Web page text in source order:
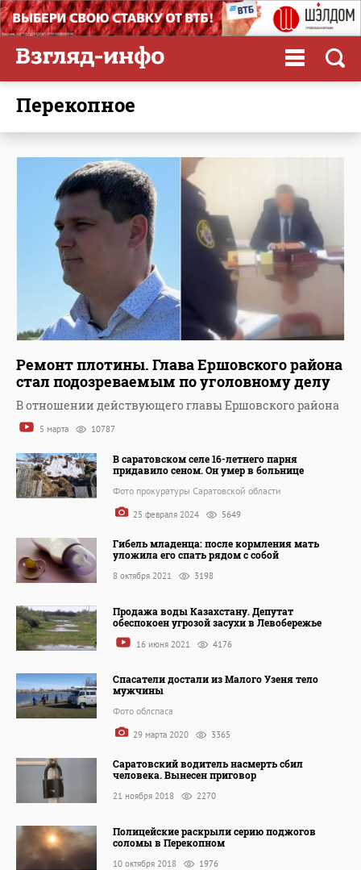
Перекопное
Ремонт плотины. Глава Ершовского района
стал подозреваемым по уголовному делу
В отношении действующего главы Ершовского района
5 марта 10787
В саратовском селе 16-летнего парня
придавило сеном. Он умер в больнице
Фото прокуратуры Саратовской области
25 февраля 2024 5649
Гибель младенца: после кормления мать
уложила его спать рядом с собой
8 октября 2021 3198
Продажа воды Казахстану. Депутат
обеспокоен угрозой засухи в Левобережье
16 июня 2021 4176
Спасатели достали из Малого Узеня тело
мужчины
Фото облспаса
29 марта 2020 3365
Саратовский водитель насмерть сбил
человека. Вынесен приговор
21 ноября 2018 2270
Полицейские раскрыли серию поджогов
соломы в Перекопном
10 октября 2018 1976